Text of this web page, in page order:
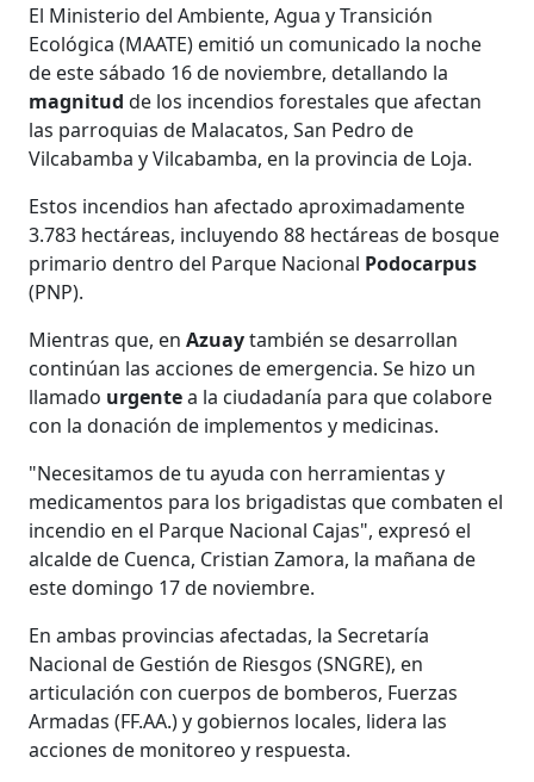
El Ministerio del Ambiente, Agua y Transición
Ecológica (MAATE) emitió un comunicado la noche
de este sábado 16 de noviembre, detallando la
magnitudde los incendios forestales que afectan
las parroquias de Malacatos, San Pedro de
Vilcabamba y Vilcabamba, en la provincia de Loja.
Estos incendios han afectado aproximadamente
3.783 hectáreas, incluyendo 88 hectáreas de bosque
primario dentro del Parque Nacional Podocarpus
(PNP).
Mientras que, enAzuaytambién se desarrollan
continúan las acciones de emergencia. Se hizo un
llamado urgentea la ciudadanía para que colabore
con la donación de implementos y medicinas.
"Necesitamos de tu ayuda con herramientas y
medicamentos para los brigadistas que combaten el
incendio en el Parque Nacional Cajas", expresó el
alcalde de Cuenca, Cristian Zamora, la mañana de
este domingo 17 de noviembre.
En ambas provincias afectadas, la Secretaría
Nacional de Gestión de Riesgos (SNGRE), en
articulación con cuerpos de bomberos, Fuerzas
Armadas (FF.AA.) y gobiernos locales, lidera las
acciones de monitoreo y respuesta.